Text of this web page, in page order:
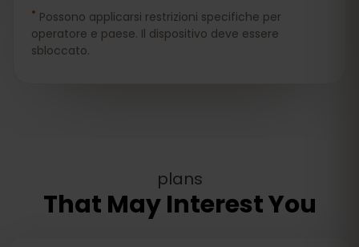
* Possono applicarsi restrizioni specifiche per
operatore e paese. Il dispositivo deve essere
sbloccato.
plans
That May Interest You